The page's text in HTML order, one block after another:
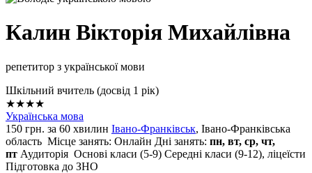
Калин Вікторія Михайлівна
репетитор з української мови
Шкільний вчитель (досвід 1 рік)
★★★★
Українська мова
150 грн. за 60 хвилин Івано-Франківськ, Івано-Франківська
область Місце занять: Онлайн Дні занять: пн, вт, ср, чт,
пт Аудиторія Основі класи (5-9) Середні класи (9-12), ліцеїсти
Підготовка до ЗНО